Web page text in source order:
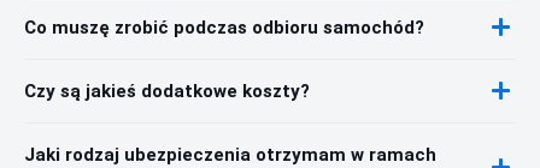
Co muszę zrobić podczas odbioru samochód?
Czy są jakieś dodatkowe koszty?
Jaki rodzaj ubezpieczenia otrzymam w ramach